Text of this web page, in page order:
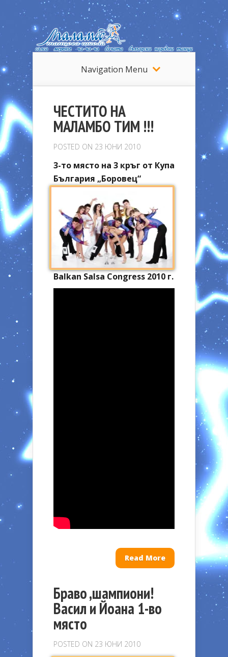
Navigation Menu
ЧЕСТИТО НА
МАЛАМБО ТИМ !!!
POSTED ON 23 ЮНИ 2010
3-то място на 3 кръг от Купа
България „Боровец“
Balkan Salsa Congress 2010 г.
Read More
Браво ,шампиони!
Васил и Йоана 1-во
място
POSTED ON 23 ЮНИ 2010